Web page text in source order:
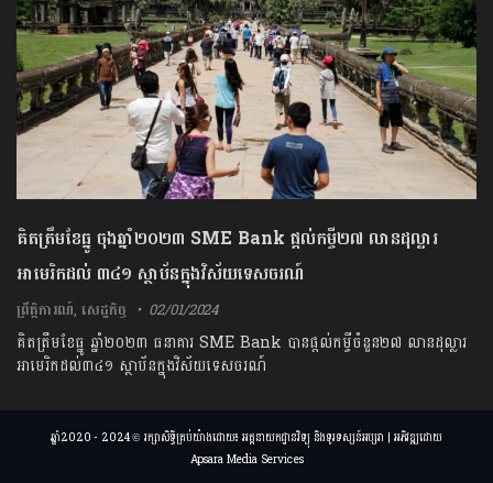
គិតត្រឹមខែធ្នូ ចុងឆ្នាំ២០២៣ SME Bank ផ្តល់កម្ចី២៧ លានដុល្លារ
អាមេរិកដល់ ៣៤១ ស្ថាប័នក្នុងវិស័យទេសចរណ៍
ព្រឹត្តិការណ៍,សេដ្ឋកិច្ច 02/01/2024
គិតត្រឹមខែធ្នូ ឆ្នាំ២០២៣ ធនាគារ SME Bank បានផ្តល់កម្ចីចំនួន២៧ លានដុល្លារ
អាមេរិកដល់៣៤១ ស្ថាប័នក្នុងវិស័យទេសចរណ៍
ឆ្នាំ2020 - 2024 © រក្សាសិទ្ធិគ្រប់យ៉ាងដោយ៖ អគ្គនាយកដ្ឋានវិទ្យុ និងទូរទស្សន៍អប្សរា | អភិវឌ្ឍដោយ
Apsara Media Services